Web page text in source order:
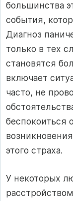
большинства
события,
Диагноз
только в тех
становятся
включает
часто, не
беспокоиться
этого страха.
У некоторых